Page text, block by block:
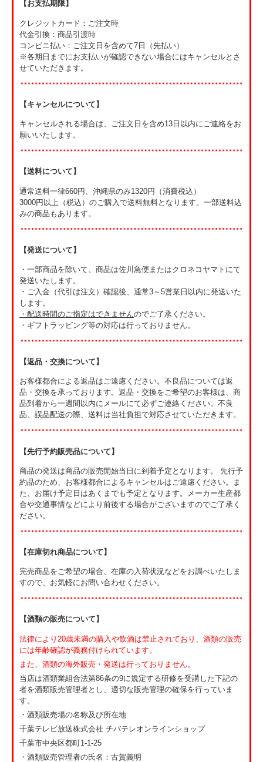
【お支払期限】
クレジットカード：ご注文時
代金引換：商品引渡時
コンビニ払い：ご注文日を含めて7日（先払い）
※各期日までにお支払いが確認できない場合にはキャンセルとさ
せていただきます。
【キャンセルについて】
キャンセルされる場合は、ご注文日を含め13日以内にご連絡をお
願いいたします。
【送料について】
通常送料一律660円、沖縄県のみ1320円（消費税込）
3000円以上（税込）のご購入で送料無料となります。一部送料込
みの商品もあります。
【発送について】
・一部商品を除いて、商品は佐川急便またはクロネコヤマトにて
発送いたします。
・ご入金（代引は注文）確認後、通常3～5営業日以内に発送いた
します。
・ 配送時間のご指定はできませんのでご了承ください。
・ギフトラッピング等の対応は行っておりません。
【返品・交換について】
お客様都合による返品はご遠慮ください。不良品については返
品・交換を承っております。返品・交換をご希望のお客様は、商
品到着から一週間以内にメールにて必ずご連絡ください。不良
品、誤品配送の際、送料は当社負担で対応させていただきます。
【先行予約販売品について】
商品の発送は商品の販売開始当日に到着予定となります。 先行予
約品のため、お客様都合によるキャンセルはご遠慮ください。ま
た、お届け予定日はあくまでも予定となります。メーカー生産都
合や交通事情などにより前後する場合がございますのでご了承く
ださい。
【在庫切れ商品について】
完売商品をご希望の場合、在庫の入荷状況などをお調べいたしま
すので、お気軽にお問い合わせください。
【酒類の販売について】
法律により20歳未満の購入や飲酒は禁止されており、酒類の販売
には年齢確認が義務付けられています。
また、酒類の海外販売・発送は行っておりません。
当店は酒類業組合法第86条の9に規定する研修を受講した下記の
者を酒類販売管理者とし、適切な販売管理の確保を行っていま
す。
・酒類販売場の名称及び所在地
千葉テレビ放送株式会社 チバテレオンラインショップ
千葉市中央区都町1-1-25
・酒類販売管理者の氏名：古賀義明